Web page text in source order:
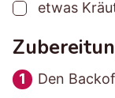
ii
▢
etwas
Den